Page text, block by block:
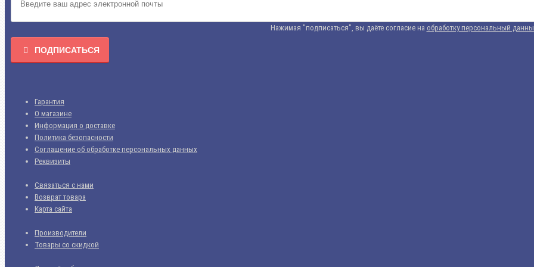
Нажимая "подписаться", вы даёте согласие на обработку персональный
ПОДПИСАТЬСЯ
Гарантия
О магазине
Информация о доставке
Политика безопасности
Соглашение об обработке персональных данных
Реквизиты
Связаться с нами
Возврат товара
Карта сайта
Производители
Товары со скидкой